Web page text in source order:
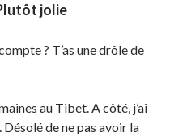
jolie
? T’as une drôle de
au Tibet. A côté, j’ai
de ne pas avoir la